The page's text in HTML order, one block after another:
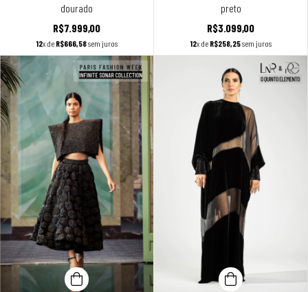
dourado
R$7.999,00
12x de R$666,58sem juros
preto
R$3.099,00
12x de R$258,25sem juros